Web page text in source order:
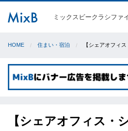
ミックスビークラシファ
HOME 住まい・宿泊 【シェアオフィ
【シェアオフィス・